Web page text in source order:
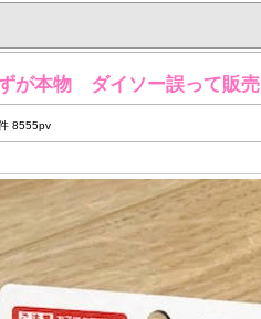
が本物 ダイソー誤って販売
8555pv